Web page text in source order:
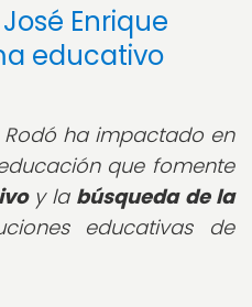
Enrique
educativo
ha impactado en
que fomente
y la búsqueda de la
educativas de